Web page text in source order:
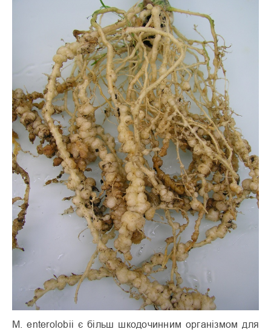
М. еnterolobii є більш шкодочинним організмом для